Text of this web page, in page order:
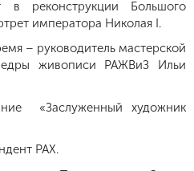
Большого
императора Николая I.
– руководитель мастерской
живописи РАЖВиЗ Ильи
«Заслуженный художник
РАХ.